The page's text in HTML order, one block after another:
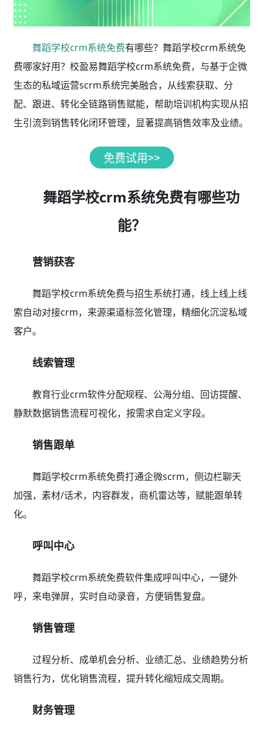
舞蹈学校crm系统免费有哪些？舞蹈学校crm系统免
费哪家好用？校盈易舞蹈学校crm系统免费，与基于企微
生态的私域运营scrm系统完美融合，从线索获取、分
配、跟进、转化全链路销售赋能，帮助培训机构实现从招
生引流到销售转化闭环管理，显著提高销售效率及业绩。
舞蹈学校crm系统免费有哪些功
能？
营销获客
舞蹈学校crm系统免费与招生系统打通，线上线上线
索自动对接crm，来源渠道标签化管理，精细化沉淀私域
客户。
线索管理
教育行业crm软件分配规程、公海分组、回访提醒、
静默数据销售流程可视化，按需求自定义字段。
销售跟单
舞蹈学校crm系统免费打通企微scrm，侧边栏聊天
加强，素材/话术，内容群发，商机雷达等，赋能跟单转
化。
呼叫中心
舞蹈学校crm系统免费软件集成呼叫中心，一键外
呼，来电弹屏，实时自动录音，方便销售复盘。
销售管理
过程分析、成单机会分析、业绩汇总、业绩趋势分析
销售行为，优化销售流程，提升转化缩短成交周期。
财务管理